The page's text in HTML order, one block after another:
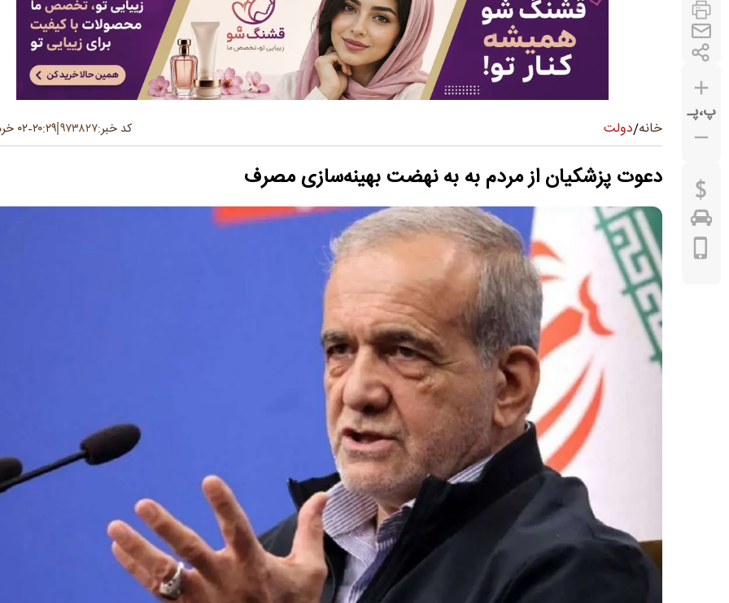
پ،پـ
خانه/دولت کد خبر:۹۷۳۸۲۷ ۲۰:۲۹-۰۲ خرداد ۱۴۰۵
دعوت پزشکیان از مردم به به نهضت بهینه‌سازی مصرف